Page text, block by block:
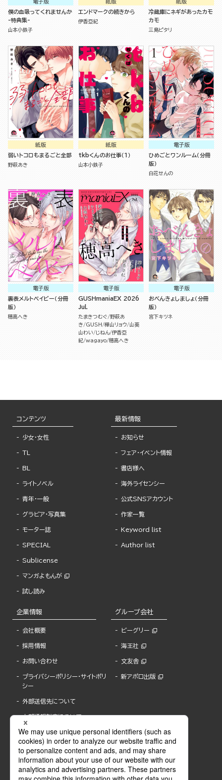
電子版
僕の血吸ってくれませんか
-特典集-
山本小鉄子
紙版
エンドマークの続きから
伊香亞紀
紙版
冷蔵庫にネギがあったカモ
カモ
三島ピタリ
紙版
弱いトコロもまるごと全部
野萩あき
紙版
tkbくんのお仕事（１）
山本小鉄子
電子版
ひめごとワンルーム（分冊
版）
白花せんの
電子版
裏表メルトベイビー（分冊
版）
穂高へき
電子版
GUSHmaniaEX 2026
Jul.
たまきつむぐ 野萩あ
き
GUSH 樺山リョウ 山葵
山わい
じねん 伊香亞
紀 wagayo 穂高へき
電子版
おべんきょしましょ（分冊
版）
宮下キツネ
コンテンツ
少女・女性
TL
BL
ライトノベル
青年・一般
グラビア・写真集
モーター誌
SPECIAL
Sublicense
マンガよもんが
試し読み
最新情報
お知らせ
フェア・イベント情報
書店様へ
海外ライセンシー
公式SNSアカウント
作家一覧
Keyword list
Author list
企業情報
会社概要
採用情報
お問い合わせ
プライバシーポリシー・サイトポリ
シー
外部送信先について
内部通報制度について
グループ会社
ビーグリー
海王社
文友舎
新アポロ出版